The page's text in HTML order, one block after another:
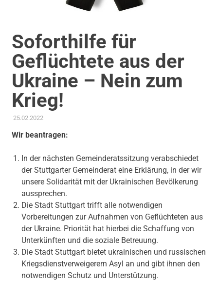
Soforthilfe für
Geflüchtete aus der
Ukraine – Nein zum
Krieg!
25.02.2022ADMIN
AKTUELLES
Wir beantragen:
In der nächsten Gemeinderatssitzung verabschiedet
der Stuttgarter Gemeinderat eine Erklärung, in der wir
unsere Solidarität mit der Ukrainischen Bevölkerung
aussprechen.
Die Stadt Stuttgart trifft alle notwendigen
Vorbereitungen zur Aufnahmen von Geflüchteten aus
der Ukraine. Priorität hat hierbei die Schaffung von
Unterkünften und die soziale Betreuung.
Die Stadt Stuttgart bietet ukrainischen und russischen
Kriegsdienstverweigerern Asyl an und gibt ihnen den
notwendigen Schutz und Unterstützung.